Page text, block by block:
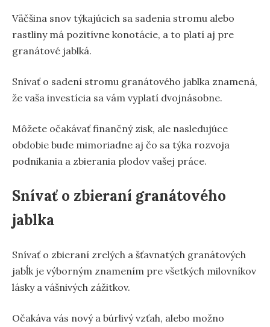
Väčšina snov týkajúcich sa sadenia stromu alebo
rastliny má pozitívne konotácie, a to platí aj pre
granátové jablká.
Snívať o sadení stromu granátového jablka znamená,
že vaša investícia sa vám vyplatí dvojnásobne.
Môžete očakávať finančný zisk, ale nasledujúce
obdobie bude mimoriadne aj čo sa týka rozvoja
podnikania a zbierania plodov vašej práce.
Snívať o zbieraní granátového
jablka
Snívať o zbieraní zrelých a šťavnatých granátových
jabĺk je výborným znamením pre všetkých milovníkov
lásky a vášnivých zážitkov.
Očakáva vás nový a búrlivý vzťah, alebo možno